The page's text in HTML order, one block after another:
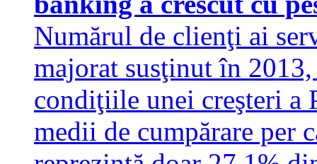
Numărul de clienţi ai
majorat susţinut în
condiţiile unei creşteri a
medii de cumpărare per